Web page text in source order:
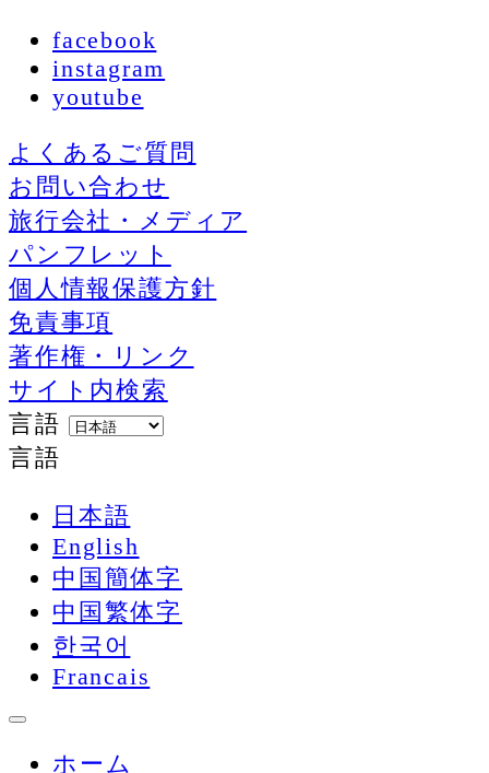
facebook
instagram
youtube
よくあるご質問
お問い合わせ
旅行会社・メディア
パンフレット
個人情報保護方針
免責事項
著作権・リンク
サイト内検索
言語
言語
日本語
English
中国簡体字
中国繁体字
한국어
Francais
ホーム